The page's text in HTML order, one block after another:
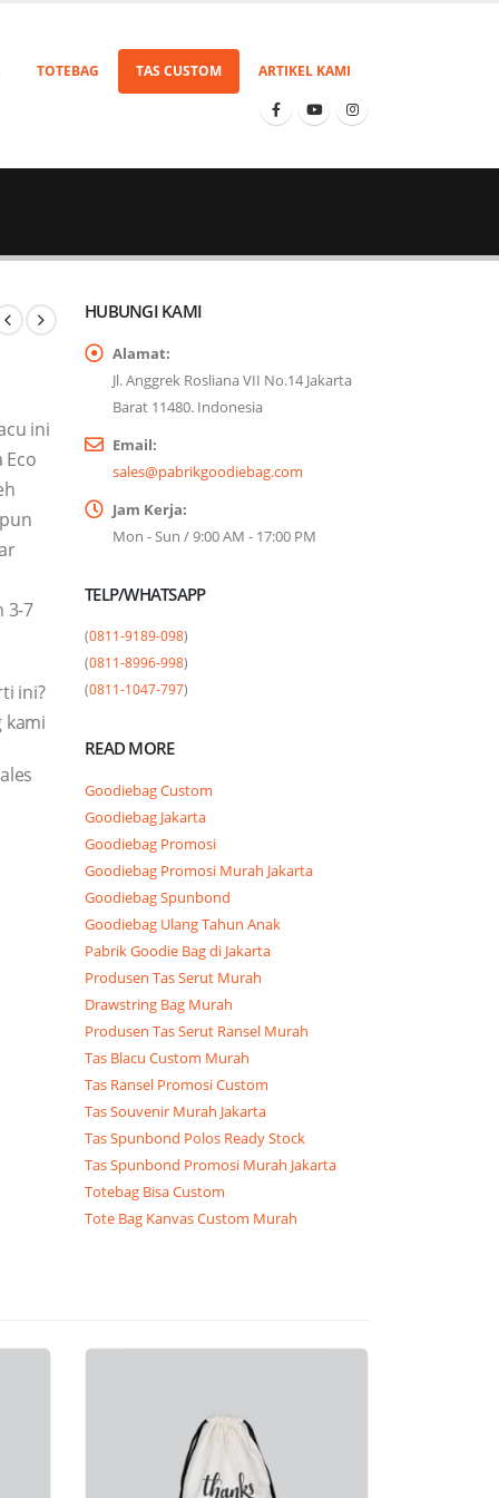
TOTEBAG TAS CUSTOM ARTIKEL KAMI
ini
3-7
ini?
kami
HUBUNGI KAMI
Alamat:
Jl. Anggrek Rosliana VII No.14 Jakarta
Barat 11480. Indonesia
Email:
sales@pabrikgoodiebag.com
Jam Kerja:
Mon - Sun / 9:00 AM - 17:00 PM
TELP/WHATSAPP
(0811-9189-098)
(0811-8996-998)
(0811-1047-797)
READ MORE
Goodiebag Custom
Goodiebag Jakarta
Goodiebag Promosi
Goodiebag Promosi Murah Jakarta
Goodiebag Spunbond
Goodiebag Ulang Tahun Anak
Pabrik Goodie Bag di Jakarta
Produsen Tas Serut Murah
Drawstring Bag Murah
Produsen Tas Serut Ransel Murah
Tas Blacu Custom Murah
Tas Ransel Promosi Custom
Tas Souvenir Murah Jakarta
Tas Spunbond Polos Ready Stock
Tas Spunbond Promosi Murah Jakarta
Totebag Bisa Custom
Tote Bag Kanvas Custom Murah